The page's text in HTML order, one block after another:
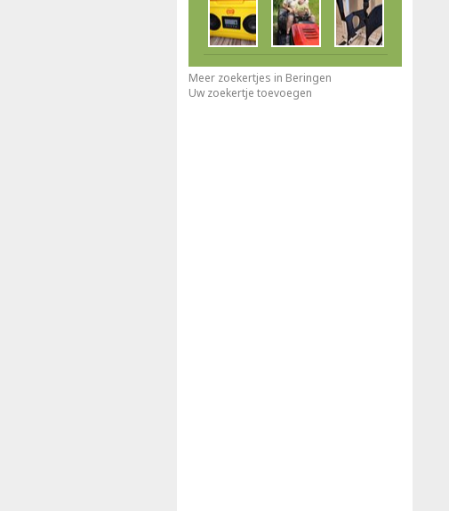
Meer zoekertjes in Beringen
Uw zoekertje toevoegen